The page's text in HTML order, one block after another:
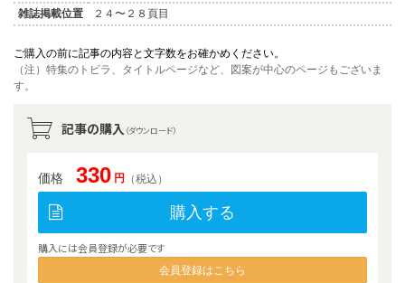
雑誌掲載位置
２４〜２８頁目
ご購入の前に記事の内容と文字数をお確かめください。
（注）特集のトビラ、タイトルページなど、図案が中心のページもございま
す。
記事の購入 （ダウンロード）
価格 330 円 （税込）
購入する
購入には会員登録が必要です
会員登録はこちら